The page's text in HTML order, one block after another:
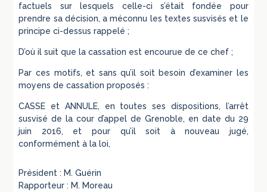
factuels sur lesquels celle-ci s’était fondée pour
prendre sa décision, a méconnu les textes susvisés et le
principe ci-dessus rappelé ;
D’où il suit que la cassation est encourue de ce chef ;
Par ces motifs, et sans qu’il soit besoin d’examiner les
moyens de cassation proposés :
CASSE et ANNULE, en toutes ses dispositions, l’arrêt
susvisé de la cour d’appel de Grenoble, en date du 29
juin 2016, et pour qu’il soit à nouveau jugé,
conformément à la loi,
Président : M. Guérin
Rapporteur : M. Moreau